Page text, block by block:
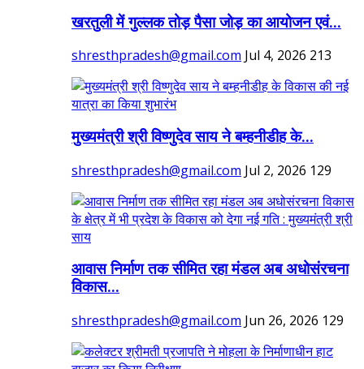
खरतुली में गुल्लक तोड़ पैसा जोड़ का आयोजन एवं...
shresthpradesh@gmail.com Jul 4, 2026 213
मुख्यमंत्री श्री विष्णुदेव साय ने बम्हनीडीह के...
shresthpradesh@gmail.com Jul 2, 2026 129
आवास निर्माण तक सीमित रहा मंडल अब अधोसंरचना
विकास...
shresthpradesh@gmail.com Jun 26, 2026 129